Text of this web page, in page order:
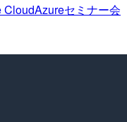
CloudAzureセミナー会